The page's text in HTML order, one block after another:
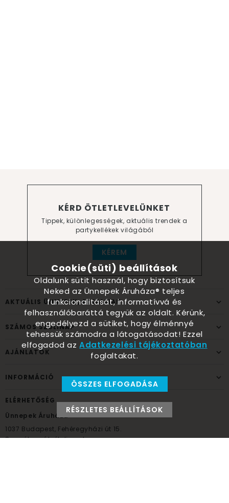
KÉRD ÖTLETLEVELÜNKET
Tippek, különlegességek, aktuális trendek a
partykellékek világából
KÉREM
AKTUÁLIS ÜNNEPEK, ALKALMAK
SZÁMOS SZÜLINAP
AJÁNLATOK
INFORMÁCIÓ
ELÉRHETŐSÉG
Ünnepek Áruháza
1037 Budapest, Fehéregyházi út 15.
Személyes átvételi pont
Cookie(süti) beállítások
Oldalunk sütit használ, hogy biztosítsuk
Neked az Ünnepek Áruháza® teljes
funkcionalitását, informatívvá és
felhasználóbaráttá tegyük az oldalt. Kérünk,
engedélyezd a sütiket, hogy élménnyé
tehessük számodra a látogatásodat! Ezzel
elfogadod azAdatkezelési tájékoztatóban
foglaltakat.
ÖSSZES ELFOGADÁSA
RÉSZLETES BEÁLLÍTÁSOK